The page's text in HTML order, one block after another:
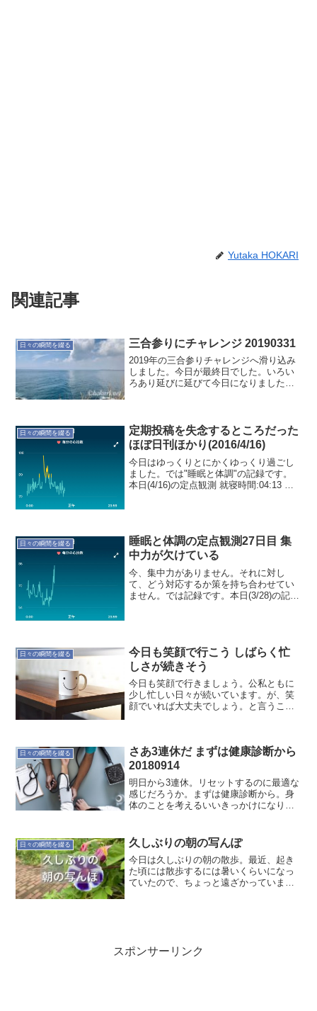
Yutaka HOKARI
関連記事
日々の瞬間を綴る 三合参りにチャレンジ 20190331
2019年の三合参りチャレンジへ滑り込み
しました。今日が最終日でした。いろい
ろあり延びに延びて今日になりました。
日々の瞬間を綴る
定期投稿を失念するところだった
ほぼ日刊ほかり(2016/4/16)
今日はゆっくりとにかくゆっくり過ごし
ました。では"睡眠と体調"の記録です。
本日(4/16)の定点観測 就寝時間:04:13 起
日々の瞬間を綴る
睡眠と体調の定点観測27日目 集
中力が欠けている
今、集中力がありません。それに対し
て、どう対応するか策を持ち合わせてい
ません。では記録です。本日(3/28)の記録
日々の瞬間を綴る
今日も笑顔で行こう しばらく忙
しさが続きそう
今日も笑顔で行きましょう。公私ともに
少し忙しい日々が続いています。が、笑
顔でいれば大丈夫でしょう。と言うこと
日々の瞬間を綴る
さあ3連休だ まずは健康診断から
20180914
明日から3連休。リセットするのに最適な
感じだろうか。まずは健康診断から。身
体のことを考えるいいきっかけになりま
日々の瞬間を綴る 久しぶりの朝の写んぽ
今日は久しぶりの朝の散歩。最近、起き
た頃には散歩するには暑いくらいになっ
ていたので、ちょっと遠ざかっていまし
スポンサーリンク